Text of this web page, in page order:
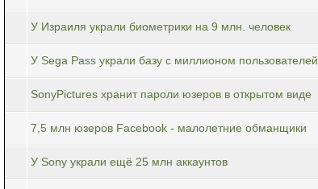
У Израиля украли биометрики на 9 млн. человек
У Sega Pass украли базу с миллионом пользователей
SonyPictures хранит пароли юзеров в открытом виде
7,5 млн юзеров Facebook - малолетние обманщики
У Sony украли ещё 25 млн аккаунтов